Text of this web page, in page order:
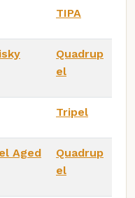
TIPA
Quadrup
el
Tripel
Aged
Quadrup
el